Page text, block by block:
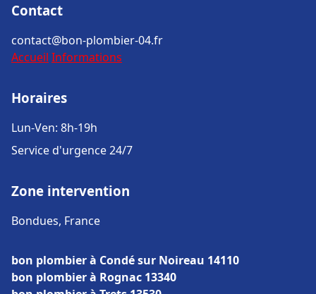
Contact
contact@bon-plombier-04.fr
Accueil Informations
Horaires
Lun-Ven: 8h-19h
Service d'urgence 24/7
Zone intervention
Bondues, France
bon plombier à Condé sur Noireau 14110
bon plombier à Rognac 13340